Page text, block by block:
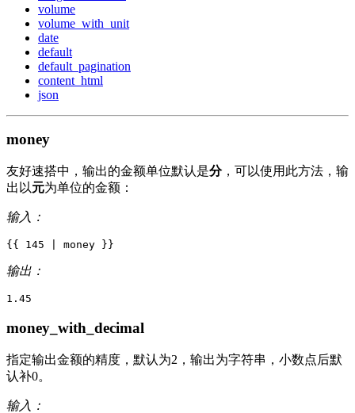
volume
volume_with_unit
date
default
default_pagination
content_html
json
money
友好速搭中，输出的金额单位默认是分，可以使用此方法，输
出以元为单位的金额：
输入：
{{ 145 money }}
输出：
money_with_decimal
指定输出金额的精度，默认为2，输出为字符串，小数点后默
认补0。
输入：